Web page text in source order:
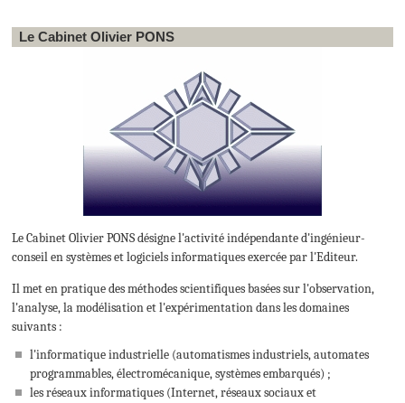
Le Cabinet Olivier PONS
Le Cabinet Olivier PONS désigne l'activité indépendante d'ingénieur-
conseil en systèmes et logiciels informatiques exercée par l'Editeur.
Il met en pratique des méthodes scientifiques basées sur l'observation,
l'analyse, la modélisation et l'expérimentation dans les domaines
suivants :
l'informatique industrielle (automatismes industriels, automates
programmables, électromécanique, systèmes embarqués) ;
les réseaux informatiques (Internet, réseaux sociaux et